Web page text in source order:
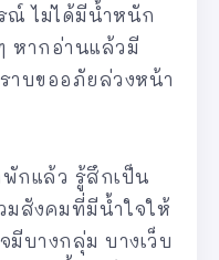
ณ์ ไม่ได้มีน้ำหนัก
หากอ่านแล้วมี
าบขออภัยล่วงหน้า
กแล้ว รู้สึกเป็น
มสังคมที่มีน้ำใจให้
บางกลุ่ม บางเว็บ